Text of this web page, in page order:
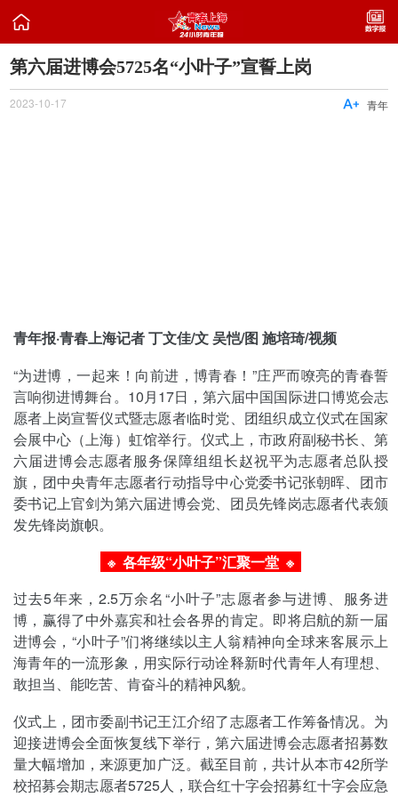

第六届进博会5725名“小叶子”宣誓上岗
2023-10-17 青年

青年报·青春上海记者 丁文佳/文 吴恺/图 施培琦/视频
“为进博，一起来！向前进，博青春！”庄严而嘹亮的青春誓
言响彻进博舞台。10月17日，第六届中国国际进口博览会志
愿者上岗宣誓仪式暨志愿者临时党、团组织成立仪式在国家
会展中心（上海）虹馆举行。仪式上，市政府副秘书长、第
六届进博会志愿者服务保障组组长赵祝平为志愿者总队授
旗，团中央青年志愿者行动指导中心党委书记张朝晖、团市
委书记上官剑为第六届进博会党、团员先锋岗志愿者代表颁
发先锋岗旗帜。
※ 各年级“小叶子”汇聚一堂 ※
过去5年来，2.5万余名“小叶子”志愿者参与进博、服务进
博，赢得了中外嘉宾和社会各界的肯定。即将启航的新一届
进博会，“小叶子”们将继续以主人翁精神向全球来客展示上
海青年的一流形象，用实际行动诠释新时代青年人有理想、
敢担当、能吃苦、肯奋斗的精神风貌。
仪式上，团市委副书记王江介绍了志愿者工作筹备情况。为
迎接进博会全面恢复线下举行，第六届进博会志愿者招募数
量大幅增加，来源更加广泛。截至目前，共计从本市42所学
校招募会期志愿者5725人，联合红十字会招募红十字会应急